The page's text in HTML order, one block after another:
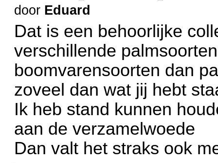
door Eduard
Dat is een behoorlijke
verschillende
boomvarensoorten dan
zoveel dan wat jij hebt
Ik heb stand kunnen
aan de verzamelwoede
Dan valt het straks ook